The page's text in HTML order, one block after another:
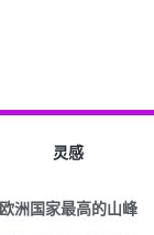
灵感
欧洲国家最高的山峰